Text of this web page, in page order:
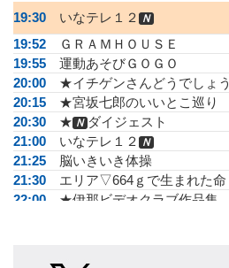
19:30 いなテレ１２ Ｎ
19:52
ＧＲＡＭＨＯＵＳＥ
19:55
運動あそびＧＯＧＯ
20:00
★イチゲンさんどうでしょう
20:15
★宮坂七郎のいいとこ巡り
20:30
★ Ｎダイジェスト
21:00
いなテレ１２ Ｎ
21:25
脳いきいき体操
21:30
エリア▽664ｇで生まれた命
22:00
★伊那ビデオクラブ作品集